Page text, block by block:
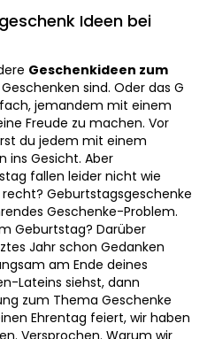
Ideen bei
Geschenkideen zum
sind. Oder das G
jemandem mit einem
Freude zu machen. Vor
du jedem mit einem
ins Gesicht. Aber
fallen leider nicht wie
Geburtstagsgeschenke
Geschenke-Problem.
Geburtstag? Darüber
Jahr schon Gedanken
am Ende deines
Lateins siehst, dann
zum Thema Geschenke
Ehrentag feiert, wir haben
Versprochen. Warum wir